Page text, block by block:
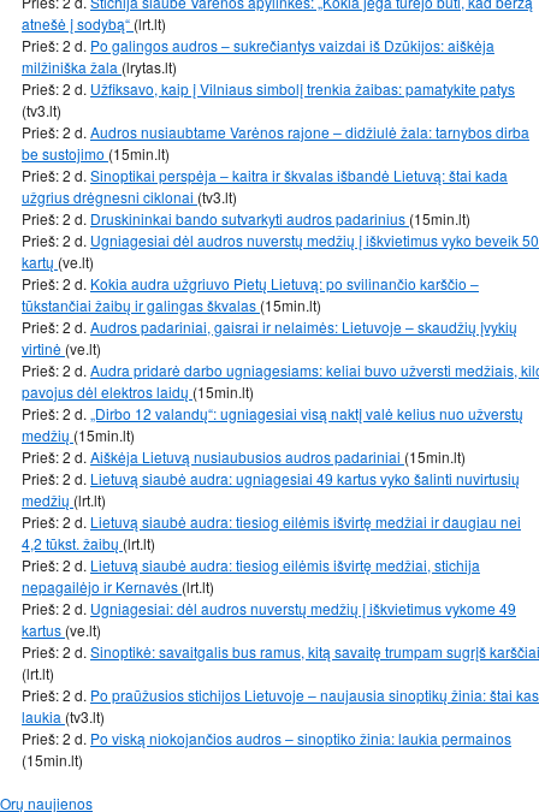
atnešė į sodybą“ (lrt.lt)
Prieš: 2 d. Po galingos audros – sukrečiantys vaizdai iš Dzūkijos: aiškėja
milžiniška žala (lrytas.lt)
Prieš: 2 d. Užfiksavo, kaip į Vilniaus simbolį trenkia žaibas: pamatykite patys
(tv3.lt)
Prieš: 2 d. Audros nusiaubtame Varėnos rajone – didžiulė žala: tarnybos dirba
be sustojimo (15min.lt)
Prieš: 2 d. Sinoptikai perspėja – kaitra ir škvalas išbandė Lietuvą: štai kada
užgrius drėgnesni ciklonai (tv3.lt)
Prieš: 2 d. Druskininkai bando sutvarkyti audros padarinius (15min.lt)
Prieš: 2 d. Ugniagesiai dėl audros nuverstų medžių į iškvietimus vyko beveik 50
kartų (ve.lt)
Prieš: 2 d. Kokia audra užgriuvo Pietų Lietuvą: po svilinančio karščio –
tūkstančiai žaibų ir galingas škvalas (15min.lt)
Prieš: 2 d. Audros padariniai, gaisrai ir nelaimės: Lietuvoje – skaudžių įvykių
virtinė (ve.lt)
Prieš: 2 d. Audra pridarė darbo ugniagesiams: keliai buvo užversti medžiais,
pavojus dėl elektros laidų (15min.lt)
Prieš: 2 d. „Dirbo 12 valandų“: ugniagesiai visą naktį valė kelius nuo užverstų
medžių (15min.lt)
Prieš: 2 d. Aiškėja Lietuvą nusiaubusios audros padariniai (15min.lt)
Prieš: 2 d. Lietuvą siaubė audra: ugniagesiai 49 kartus vyko šalinti nuvirtusių
medžių (lrt.lt)
Prieš: 2 d. Lietuvą siaubė audra: tiesiog eilėmis išvirtę medžiai ir daugiau nei
4,2 tūkst. žaibų (lrt.lt)
Prieš: 2 d. Lietuvą siaubė audra: tiesiog eilėmis išvirtę medžiai, stichija
nepagailėjo ir Kernavės (lrt.lt)
Prieš: 2 d. Ugniagesiai: dėl audros nuverstų medžių į iškvietimus vykome 49
kartus (ve.lt)
Prieš: 2 d. Sinoptikė: savaitgalis bus ramus, kitą savaitę trumpam sugrįš karščiai
(lrt.lt)
Prieš: 2 d. Po praūžusios stichijos Lietuvoje – naujausia sinoptikų žinia: štai kas
laukia (tv3.lt)
Prieš: 2 d. Po viską niokojančios audros – sinoptiko žinia: laukia permainos
(15min.lt)
Orų naujienos